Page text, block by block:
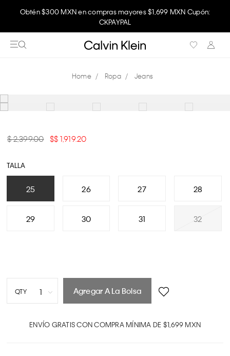
Obtén $300 MXN en compras mayores $1,699 MXN Cupón:
CKPAYPAL
Ropa Jeans
$ 2,399.00 $ 1,919.20
TALLA
25 26 27 28
29 30 31 32
QTY 1 Agregar A La Bolsa
ENVÍO GRATIS CON COMPRA MÍNIMA DE $1,699 MXN